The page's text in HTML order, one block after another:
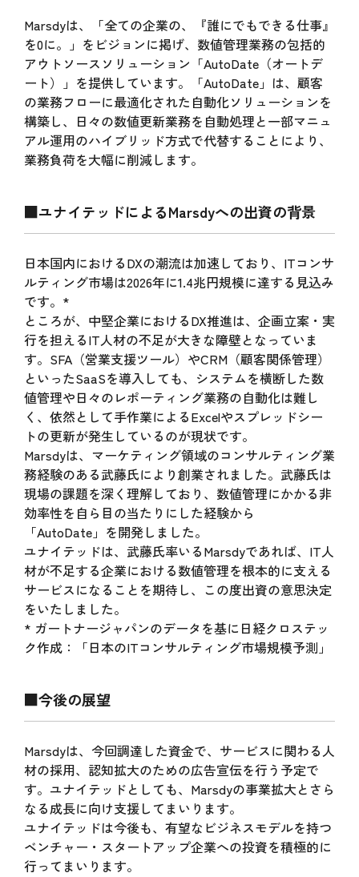
Marsdyは、「全ての企業の、『誰にでもできる仕事』
を0に。」をビジョンに掲げ、数値管理業務の包括的
アウトソースソリューション「AutoDate（オートデ
ート）」を提供しています。「AutoDate」は、顧客
の業務フローに最適化された自動化ソリューションを
構築し、日々の数値更新業務を自動処理と一部マニュ
アル運用のハイブリッド方式で代替することにより、
業務負荷を大幅に削減します。
■ユナイテッドによるMarsdyへの出資の背景
日本国内におけるDXの潮流は加速しており、ITコンサ
ルティング市場は2026年に1.4兆円規模に達する見込み
です。*
ところが、中堅企業におけるDX推進は、企画立案・実
行を担えるIT人材の不足が大きな障壁となっていま
す。SFA（営業支援ツール）やCRM（顧客関係管理）
といったSaaSを導入しても、システムを横断した数
値管理や日々のレポーティング業務の自動化は難し
く、依然として手作業によるExcelやスプレッドシー
トの更新が発生しているのが現状です。
Marsdyは、マーケティング領域のコンサルティング業
務経験のある武藤氏により創業されました。武藤氏は
現場の課題を深く理解しており、数値管理にかかる非
効率性を自ら目の当たりにした経験から
「AutoDate」を開発しました。
ユナイテッドは、武藤氏率いるMarsdyであれば、IT人
材が不足する企業における数値管理を根本的に支える
サービスになることを期待し、この度出資の意思決定
をいたしました。
* ガートナージャパンのデータを基に日経クロステッ
ク作成：「日本のITコンサルティング市場規模予測」
■今後の展望
Marsdyは、今回調達した資金で、サービスに関わる人
材の採用、認知拡大のための広告宣伝を行う予定で
す。ユナイテッドとしても、Marsdyの事業拡大とさら
なる成長に向け支援してまいります。
ユナイテッドは今後も、有望なビジネスモデルを持つ
ベンチャー・スタートアップ企業への投資を積極的に
行ってまいります。